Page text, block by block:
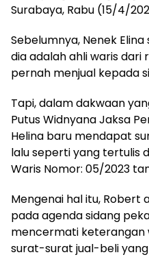
Surabaya, Rabu (15/4/
Sebelumnya, Nenek
dia adalah ahli waris
pernah menjual kepada
Tapi, dalam dakwaan
Putus Widnyana Jaksa
Helina baru mendapat
lalu seperti yang tertulis
Waris Nomor: 05/2023
Mengenai hal itu, Robert
pada agenda sidang
mencermati keterangan
surat-surat jual-beli